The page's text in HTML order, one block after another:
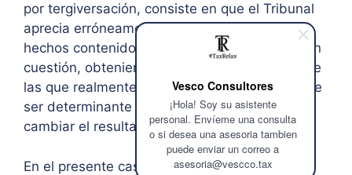
Vesco Consultores
¡Hola! Soy su asistente
personal. Envíeme una consulta
o si desea una asesoria tambien
puede enviar un correo a
asesoria@vescco.tax
por tergiversación, consiste en que el Tribunal
aprecia erróneamente la información o los
hechos contenidos en el material probatorio en
cuestión, obteniendo conclusiones distintas de
las que realmente representa; dicho error debe
ser determinante de tal manera, que pueda
cambiar el resultado del fallo impugnado.
En el presente caso, la SAT denunció la